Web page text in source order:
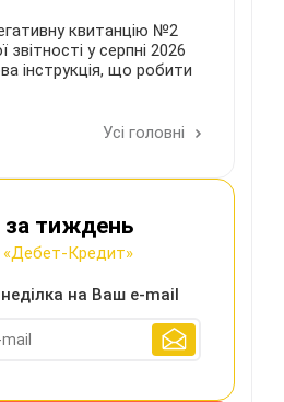
квитанцію №2
у серпні 2026
інструкція, що робити
Усі головні
за тиждень
«Дебет-Кредит»
на Ваш e-mail